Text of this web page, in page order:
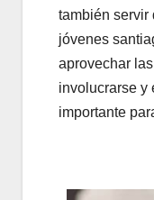
también servir
jóvenes
aprovechar
involucrarse y
importante